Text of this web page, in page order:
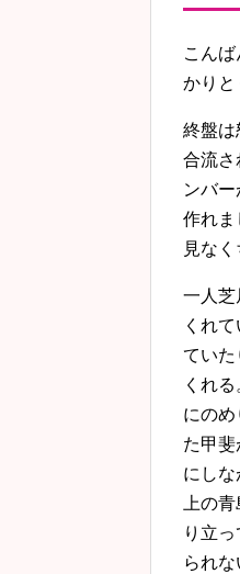
こん
かりと
終盤は
合流さ
ンバ
作れま
見なく
一人芝
くれ
ていた
くれ
にの
た甲
にし
上の
り立
られ